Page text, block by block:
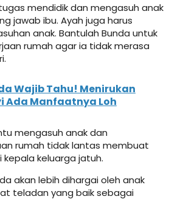
mendidik dan mengasuh anak
jawab ibu. Ayah juga harus
anak. Bantulah Bunda untuk
rumah agar ia tidak merasa
Wajib Tahu! Menirukan
Ada Manfaatnya Loh
mengasuh anak dan
rumah tidak lantas membuat
keluarga jatuh.
akan lebih dihargai oleh anak
teladan yang baik sebagai